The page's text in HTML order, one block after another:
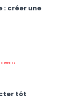
: créer une
tôt